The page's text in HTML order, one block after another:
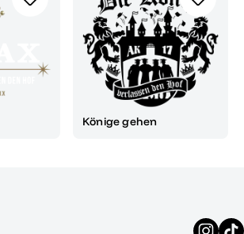
Könige gehen